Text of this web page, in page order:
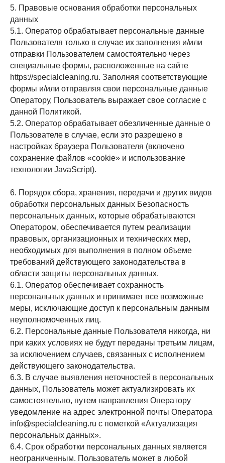
5. Правовые основания обработки персональных
данных
5.1. Оператор обрабатывает персональные данные
Пользователя только в случае их заполнения и/или
отправки Пользователем самостоятельно через
специальные формы, расположенные на сайте
https://specialcleaning.ru. Заполняя соответствующие
формы и/или отправляя свои персональные данные
Оператору, Пользователь выражает свое согласие с
данной Политикой.
5.2. Оператор обрабатывает обезличенные данные о
Пользователе в случае, если это разрешено в
настройках браузера Пользователя (включено
сохранение файлов «cookie» и использование
технологии JavaScript).
6. Порядок сбора, хранения, передачи и других видов
обработки персональных данных Безопасность
персональных данных, которые обрабатываются
Оператором, обеспечивается путем реализации
правовых, организационных и технических мер,
необходимых для выполнения в полном объеме
требований действующего законодательства в
области защиты персональных данных.
6.1. Оператор обеспечивает сохранность
персональных данных и принимает все возможные
меры, исключающие доступ к персональным данным
неуполномоченных лиц.
6.2. Персональные данные Пользователя никогда, ни
при каких условиях не будут переданы третьим лицам,
за исключением случаев, связанных с исполнением
действующего законодательства.
6.3. В случае выявления неточностей в персональных
данных, Пользователь может актуализировать их
самостоятельно, путем направления Оператору
уведомление на адрес электронной почты Оператора
info@specialcleaning.ru с пометкой «Актуализация
персональных данных».
6.4. Срок обработки персональных данных является
неограниченным. Пользователь может в любой